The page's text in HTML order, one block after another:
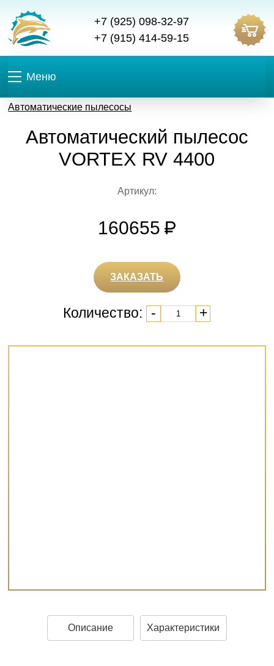
+7 (925) 098-32-97
+7 (915) 414-59-15
Меню
Автоматические пылесосы
Автоматический пылесос
VORTEX RV 4400
Артикул:
160655
ЗАКАЗАТЬ
Количество: - +
Описание Характеристики